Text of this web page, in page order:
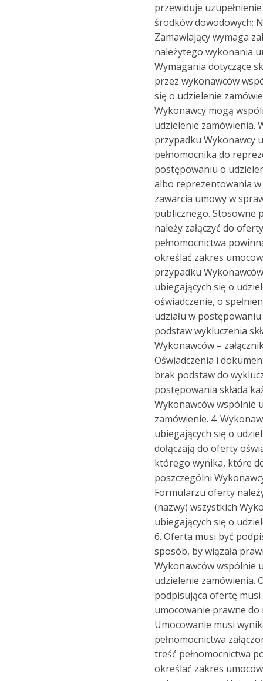
przewiduje
środków dowodowych:
Zamawiający wymaga
należytego wykonania
Wymagania dotyczące
przez wykonawców
się o udzielenie
Wykonawcy mogą
udzielenie zamówienia.
przypadku Wykonawcy
pełnomocnika do
postępowaniu o
albo reprezentowania
zawarcia umowy w
publicznego. Stosowne
należy załączyć do
pełnomocnictwa
określać zakres
przypadku
ubiegających się o
oświadczenie, o
udziału w
podstaw wykluczenia
Wykonawców –
Oświadczenia i
brak podstaw do
postępowania składa
Wykonawców wspólnie
zamówienie. 4.
ubiegających się o
dołączają do oferty
którego wynika, które
poszczególni
Formularzu oferty
(nazwy) wszystkich
ubiegających się o
6. Oferta musi być
sposób, by wiązała
Wykonawców wspólnie
udzielenie zamówienia.
podpisująca ofertę
umocowanie prawne
Umocowanie musi
pełnomocnictwa
treść pełnomocnictwa
określać zakres